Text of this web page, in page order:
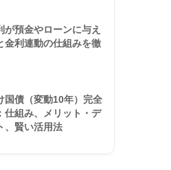
が預金やローンに与え
金利連動の仕組みを徹
国債（変動10年）完全
仕組み、メリット・デ
、賢い活用法